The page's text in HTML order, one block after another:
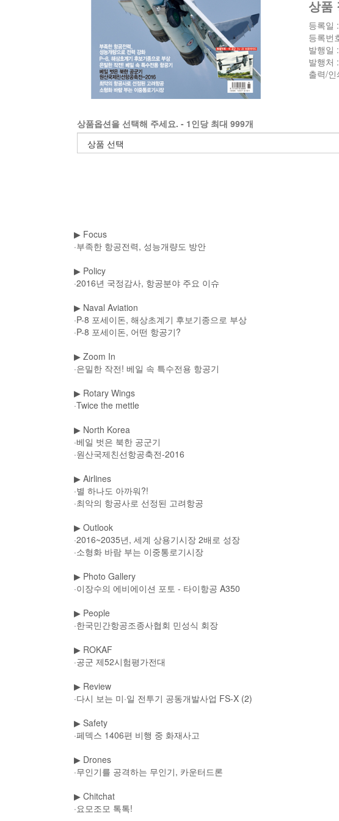
상품
등록일
등록번
발행일
발행처
출력/인
상품옵션을 선택해 주세요. - 1인당 최대 999개
▶ Focus
·부족한 항공전력, 성능개량도 방안
▶ Policy
·2016년 국정감사, 항공분야 주요 이슈
▶ Naval Aviation
·P-8 포세이돈, 해상초계기 후보기종으로 부상
·P-8 포세이돈, 어떤 항공기?
▶ Zoom In
·은밀한 작전! 베일 속 특수전용 항공기
▶ Rotary Wings
·Twice the mettle
▶ North Korea
·베일 벗은 북한 공군기
·원산국제친선항공축전-2016
▶ Airlines
·별 하나도 아까워?!
·최악의 항공사로 선정된 고려항공
▶ Outlook
·2016~2035년, 세계 상용기시장 2배로 성장
·소형화 바람 부는 이중통로기시장
▶ Photo Gallery
·이장수의 에비에이션 포토 - 타이항공 A350
▶ People
·한국민간항공조종사협회 민성식 회장
▶ ROKAF
·공군 제52시험평가전대
▶ Review
·다시 보는 미·일 전투기 공동개발사업 FS-X (2)
▶ Safety
·페덱스 1406편 비행 중 화재사고
▶ Drones
·무인기를 공격하는 무인기, 카운터드론
▶ Chitchat
·요모조모 톡톡!